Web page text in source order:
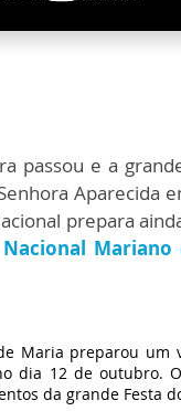
passou e a
Aparecida
prepara
Mariano
Maria preparou um
dia 12 de outubro.
da grande Festa